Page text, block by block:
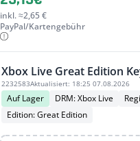
inkl. ≈2,65 €
PayPal/Kartengebühr
Xbox Live Great Edition
2232583Aktualisiert: 18:25 07.08.2026
Auf Lager DRM: Xbox Live
Edition: Great Edition